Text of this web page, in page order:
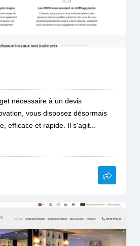
nécessaire à un devis
vous disposez désormais
efficace et rapide. Il s'agit...